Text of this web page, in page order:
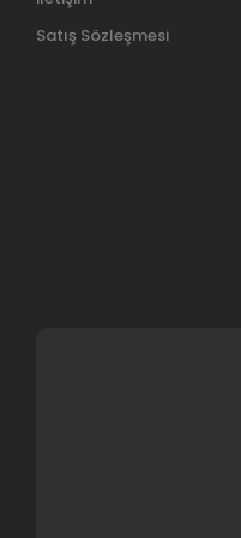
Satış Sözleşmesi